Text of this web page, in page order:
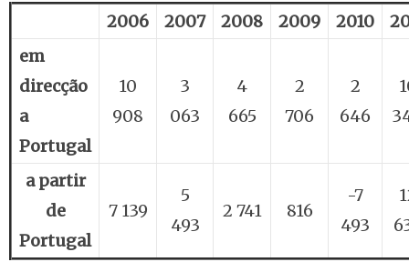
2006 2007 2008 2009 2010
em
direcção
a
Portugal
10
908
3
063
4
665
2
706
2
646
a partir
de
Portugal
7 139
5
493
2 741 816
-7
493